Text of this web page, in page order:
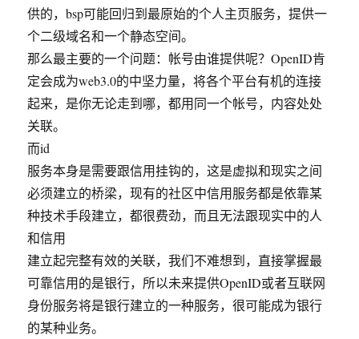
供的，bsp可能回归到最原始的个人主页服务，提供一
个二级域名和一个静态空间。
那么最主要的一个问题：帐号由谁提供呢？OpenID肯
定会成为web3.0的中坚力量，将各个平台有机的连接
起来，是你无论走到哪，都用同一个帐号，内容处处
关联。
而id
服务本身是需要跟信用挂钩的，这是虚拟和现实之间
必须建立的桥梁，现有的社区中信用服务都是依靠某
种技术手段建立，都很费劲，而且无法跟现实中的人
和信用
建立起完整有效的关联，我们不难想到，直接掌握最
可靠信用的是银行，所以未来提供OpenID或者互联网
身份服务将是银行建立的一种服务，很可能成为银行
的某种业务。